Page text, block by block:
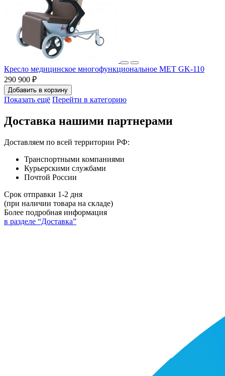
Кресло медицинское многофункциональное МЕТ GK-110
290 900 ₽
Добавить в корзину
Показать ещё Перейти в категорию
Доставка нашими партнерами
Доставляем по всей территории РФ:
Транспортными компаниями
Курьерскими службами
Почтой России
Срок отправки 1-2 дня
(при наличии товара на складе)
Более подробная информация
в разделе “Доставка”